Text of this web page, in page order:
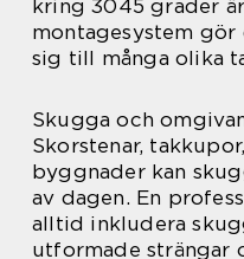
kring 3045 grader
montagesystem
sig till många olika
Skugga och
Skorstenar,
byggnader kan
av dagen. En
alltid inkludera
utformade strängar